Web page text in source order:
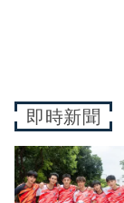
即時新聞